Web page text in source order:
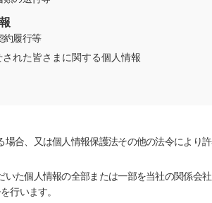
約履行等
れた皆さまに関する個人情報
合、又は個人情報保護法その他の法令により
いた個人情報の全部または一部を当社の関係
行います。